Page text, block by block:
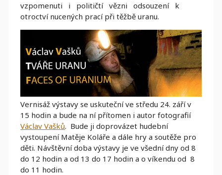
vzpomenuti i političtí vězni odsouzení k
otroctví nucených prací při těžbě uranu.
Vernisáž výstavy se uskuteční ve středu 24. září v
15 hodin a bude na ní přítomen i autor fotografií
Václav Vašků. Bude ji doprovázet hudební
vystoupení Matěje Koláře a dále hry a soutěže pro
děti. Návštěvní doba výstavy je ve všední dny od 8
do 12 hodin a od 13 do 17 hodin a o víkendu od 8
do 11 hodin.